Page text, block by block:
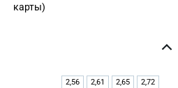
карты)
2,56 2,61 2,65 2,72